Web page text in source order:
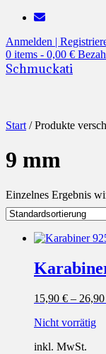
Zum
springen
Anmelden |
0 items - 0,00 €
Schmuckati
Start / Produkte
9 mm
Einzelnes Ergebnis
15,90 € – 26,90
Nicht vorrätig
inkl. MwSt.